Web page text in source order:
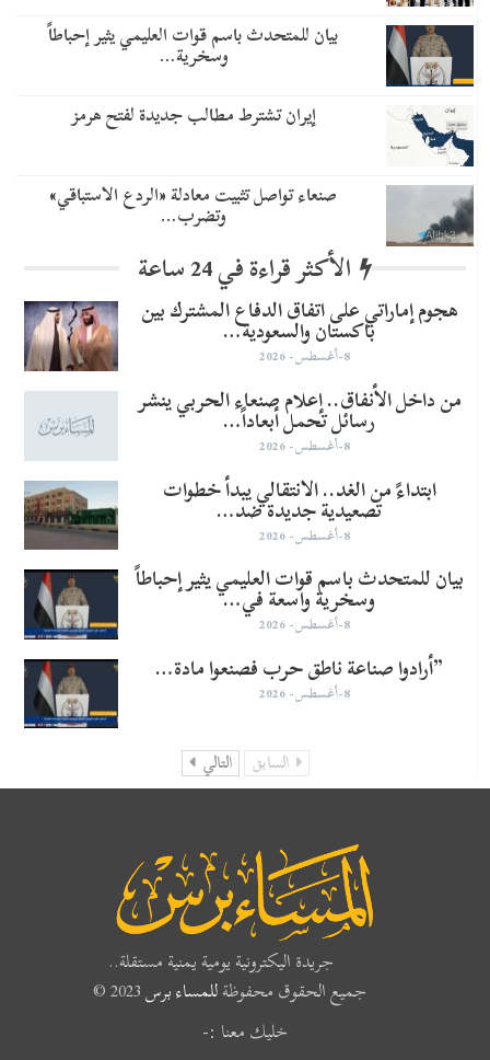
بيان للمتحدث باسم قوات العليمي يثير إحباطاً
وسخرية…
إيران تشترط مطالب جديدة لفتح هرمز
صنعاء تواصل تثبيت معادلة «الردع الاستباقي»
وتضرب…
الأكثر قراءة في 24 ساعة
هجوم إماراتي على اتفاق الدفاع المشترك بين
باكستان والسعودية…
8-أغسطس- 2026
من داخل الأنفاق.. إعلام صنعاء الحربي ينشر
رسائل تحمل أبعاداً…
8-أغسطس- 2026
​ابتداءً من الغد.. الانتقالي يبدأ خطوات
تصعيدية جديدة ضد…
8-أغسطس- 2026
بيان للمتحدث باسم قوات العليمي يثير إحباطاً
وسخرية واسعة في…
8-أغسطس- 2026
​”أرادوا صناعة ناطق حرب فصنعوا مادة…
8-أغسطس- 2026
السابق التالي
جريدة اليكترونية يومية يمنية مستقلة..
جميع الحقوق محفوظةللمساء برس
خليك معنا :-